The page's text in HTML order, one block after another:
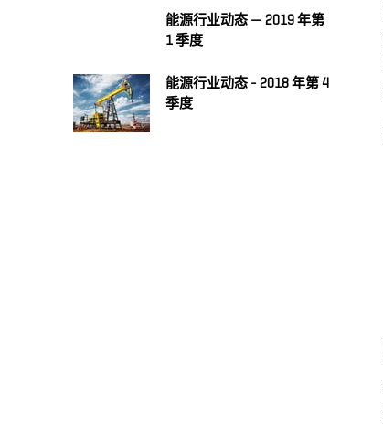
能源行业动态 — 2019 年第
1 季度
能源行业动态 - 2018 年第 4
季度